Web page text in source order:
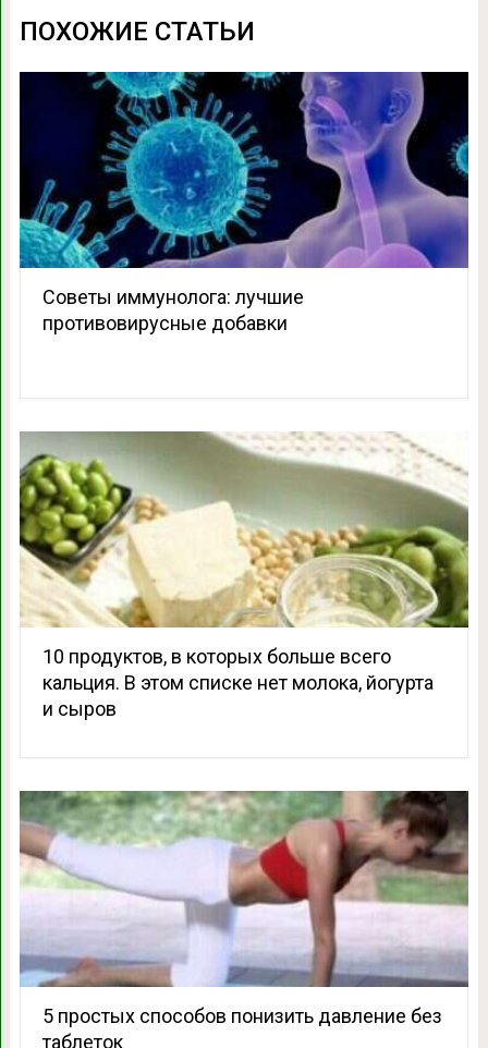
ПОХОЖИЕ СТАТЬИ
Советы иммунолога: лучшие
противовирусные добавки
10 продуктов, в которых больше всего
кальция. В этом списке нет молока, йогурта
и сыров
5 простых способов понизить давление без
таблеток